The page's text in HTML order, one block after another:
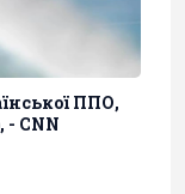
ППО,
CNN